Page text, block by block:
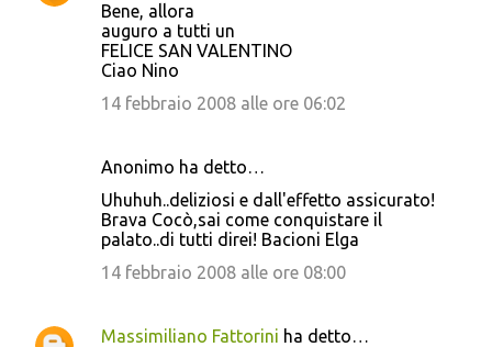
Bene, allora
auguro a tutti un
FELICE SAN VALENTINO
Ciao Nino
14 febbraio 2008 alle ore 06:02
Anonimo ha detto…
Uhuhuh..deliziosi e dall'effetto assicurato!
Brava Cocò,sai come conquistare il
palato..di tutti direi! Bacioni Elga
14 febbraio 2008 alle ore 08:00
Massimiliano Fattorini ha detto…